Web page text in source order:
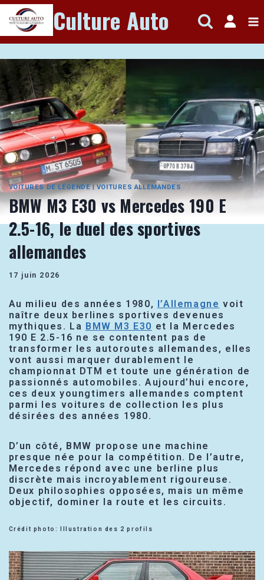
Aller
au
contenu
Culture Auto
VOITURES DE LÉGENDE|VOITURES ALLEMANDES
BMW M3 E30 vs Mercedes 190 E
2.5-16, le duel des sportives
allemandes
17 juin 2026
Au milieu des années 1980, l’Allemagne voit
naître deux berlines sportives devenues
mythiques. La BMW M3 E30 et la Mercedes
190 E 2.5-16 ne se contentent pas de
transformer les autoroutes allemandes, elles
vont aussi marquer durablement le
championnat DTM et toute une génération de
passionnés automobiles. Aujourd’hui encore,
ces deux youngtimers allemandes comptent
parmi les voitures de collection les plus
désirées des années 1980.
D’un côté, BMW propose une machine
presque née pour la compétition. De l’autre,
Mercedes répond avec une berline plus
discrète mais incroyablement rigoureuse.
Deux philosophies opposées, mais un même
objectif, dominer la route et les circuits.
Crédit photo: Illustration des 2 profils